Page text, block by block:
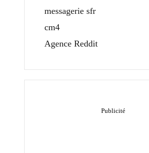
messagerie sfr
cm4
Agence Reddit